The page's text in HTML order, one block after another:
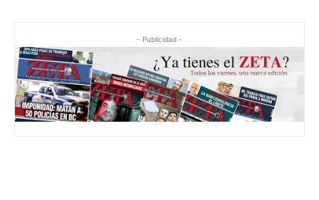
- Publicidad -